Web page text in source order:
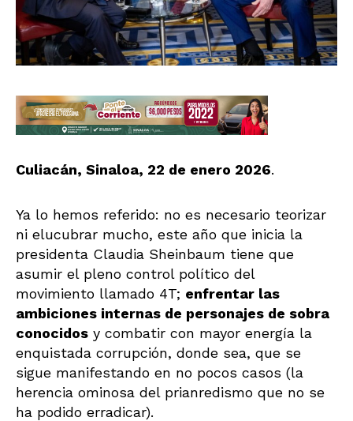
Culiacán, Sinaloa, 22 de enero 2026.
Ya lo hemos referido: no es necesario teorizar
ni elucubrar mucho, este año que inicia la
presidenta Claudia Sheinbaum tiene que
asumir el pleno control político del
movimiento llamado 4T; enfrentar las
ambiciones internas de personajes de sobra
conocidos y combatir con mayor energía la
enquistada corrupción, donde sea, que se
sigue manifestando en no pocos casos (la
herencia ominosa del prianredismo que no se
ha podido erradicar).